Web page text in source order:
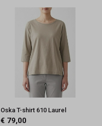
Oska T-shirt 610 Laurel
€ 79,00